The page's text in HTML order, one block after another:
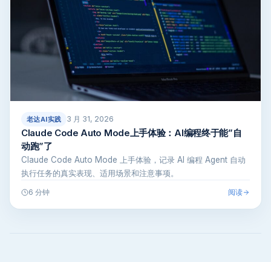
老达AI实践 3 月 31, 2026
Claude Code Auto Mode上手体验：AI编程终于能”自
动跑”了
Claude Code Auto Mode 上手体验，记录 AI 编程 Agent 自动
执行任务的真实表现、适用场景和注意事项。
6 分钟 阅读